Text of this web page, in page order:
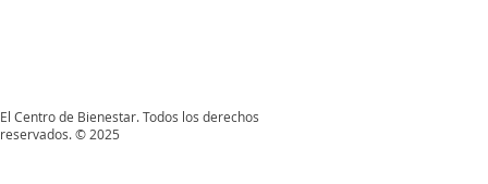
El Centro de Bienestar. Todos los derechos
reservados. © 2025